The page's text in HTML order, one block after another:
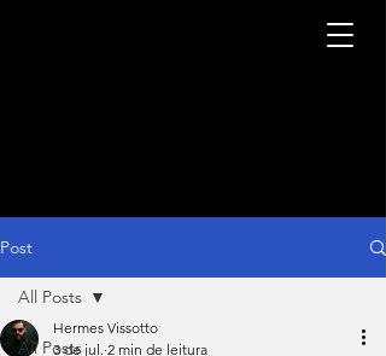
Post
All Posts
All Posts
Hermes Vissotto
3 de jul. 2 min de leitura